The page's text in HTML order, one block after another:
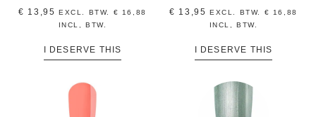
€ 13,95 EXCL. BTW. €
16,88
INCL, BTW.
I DESERVE THIS
€ 13,95 EXCL. BTW. €
16,88
INCL, BTW.
I DESERVE THIS